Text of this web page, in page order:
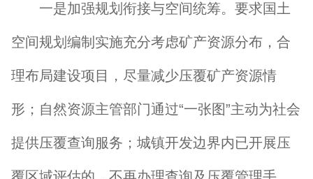
一是加强规划衔接与空间统筹。要求国土
空间规划编制实施充分考虑矿产资源分布，合
理布局建设项目，尽量减少压覆矿产资源情
形；自然资源主管部门通过“一张图”主动为社会
提供压覆查询服务；城镇开发边界内已开展压